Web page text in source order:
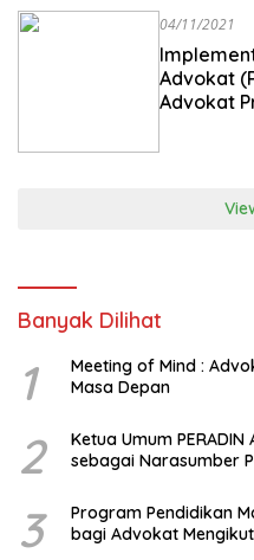
04/11/2021
Advokat
Advokat
Banyak Dilihat
1
Meeting of Mind :
Masa Depan
2
Ketua Umum
sebagai Narasumber
dengan Universitas
3
Program Pendidikan
bagi Advokat